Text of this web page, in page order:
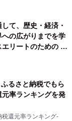
して、歴史・経済・
の広がりまでを学
リートのための 教
年8月25日
ふるさと納税でもら
率ランキングを発
税還元率ランキング-